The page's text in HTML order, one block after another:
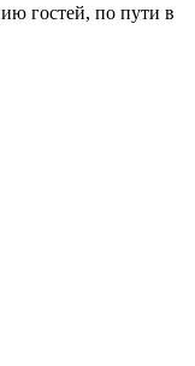
гостей, по пути в